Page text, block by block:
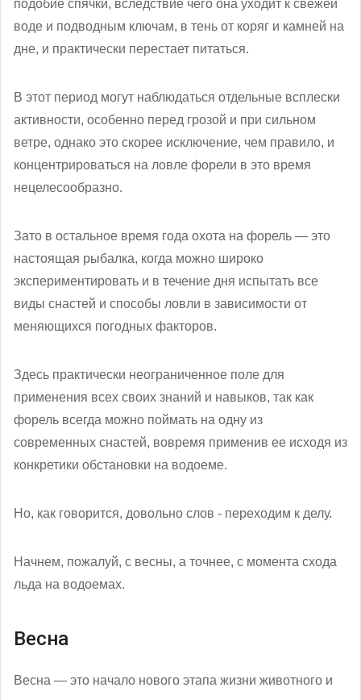
подобие спячки, вследствие чего она уходит к свежей
воде и подводным ключам, в тень от коряг и камней на
дне, и практически перестает питаться.
В этот период могут наблюдаться отдельные всплески
активности, особенно перед грозой и при сильном
ветре, однако это скорее исключение, чем правило, и
концентрироваться на ловле форели в это время
нецелесообразно.
Зато в остальное время года охота на форель — это
настоящая рыбалка, когда можно широко
экспериментировать и в течение дня испытать все
виды снастей и способы ловли в зависимости от
меняющихся погодных факторов.
Здесь практически неограниченное поле для
применения всех своих знаний и навыков, так как
форель всегда можно поймать на одну из
современных снастей, вовремя применив ее исходя из
конкретики обстановки на водоеме.
Но, как говорится, довольно слов - переходим к делу.
Начнем, пожалуй, с весны, а точнее, с момента схода
льда на водоемах.
Весна
Весна — это начало нового этапа жизни животного и